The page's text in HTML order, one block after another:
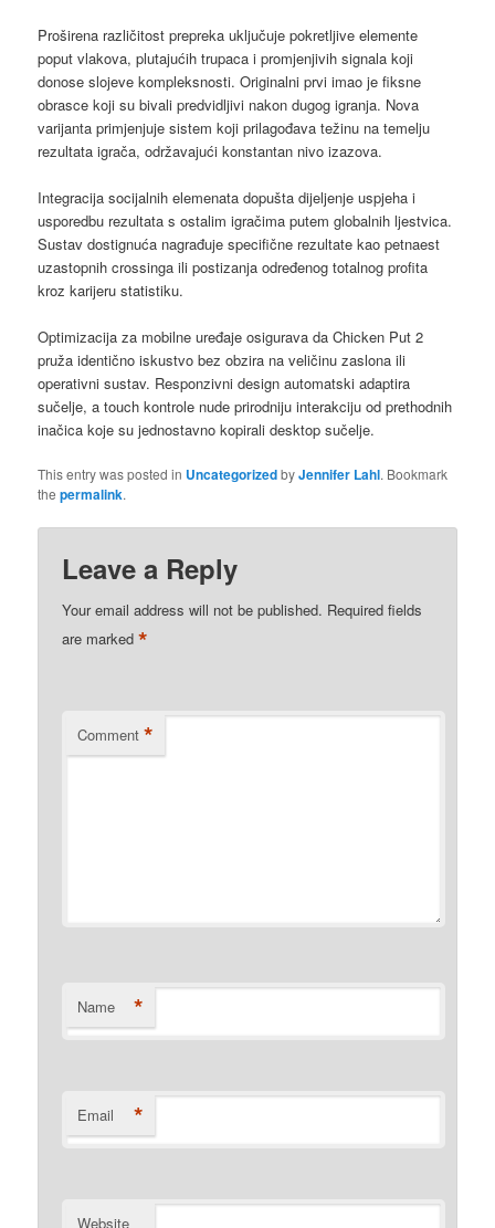
Proširena različitost prepreka uključuje pokretljive elemente
poput vlakova, plutajućih trupaca i promjenjivih signala koji
donose slojeve kompleksnosti. Originalni prvi imao je fiksne
obrasce koji su bivali predvidljivi nakon dugog igranja. Nova
varijanta primjenjuje sistem koji prilagođava težinu na temelju
rezultata igrača, održavajući konstantan nivo izazova.
Integracija socijalnih elemenata dopušta dijeljenje uspjeha i
usporedbu rezultata s ostalim igračima putem globalnih ljestvica.
Sustav dostignuća nagrađuje specifične rezultate kao petnaest
uzastopnih crossinga ili postizanja određenog totalnog profita
kroz karijeru statistiku.
Optimizacija za mobilne uređaje osigurava da Chicken Put 2
pruža identično iskustvo bez obzira na veličinu zaslona ili
operativni sustav. Responzivni design automatski adaptira
sučelje, a touch kontrole nude prirodniju interakciju od prethodnih
inačica koje su jednostavno kopirali desktop sučelje.
This entry was posted in UncategorizedbyJennifer Lahl. Bookmark
thepermalink.
Leave a Reply
Your email address will not be published. Required fields
are marked*
Comment *
Name *
Email *
Website